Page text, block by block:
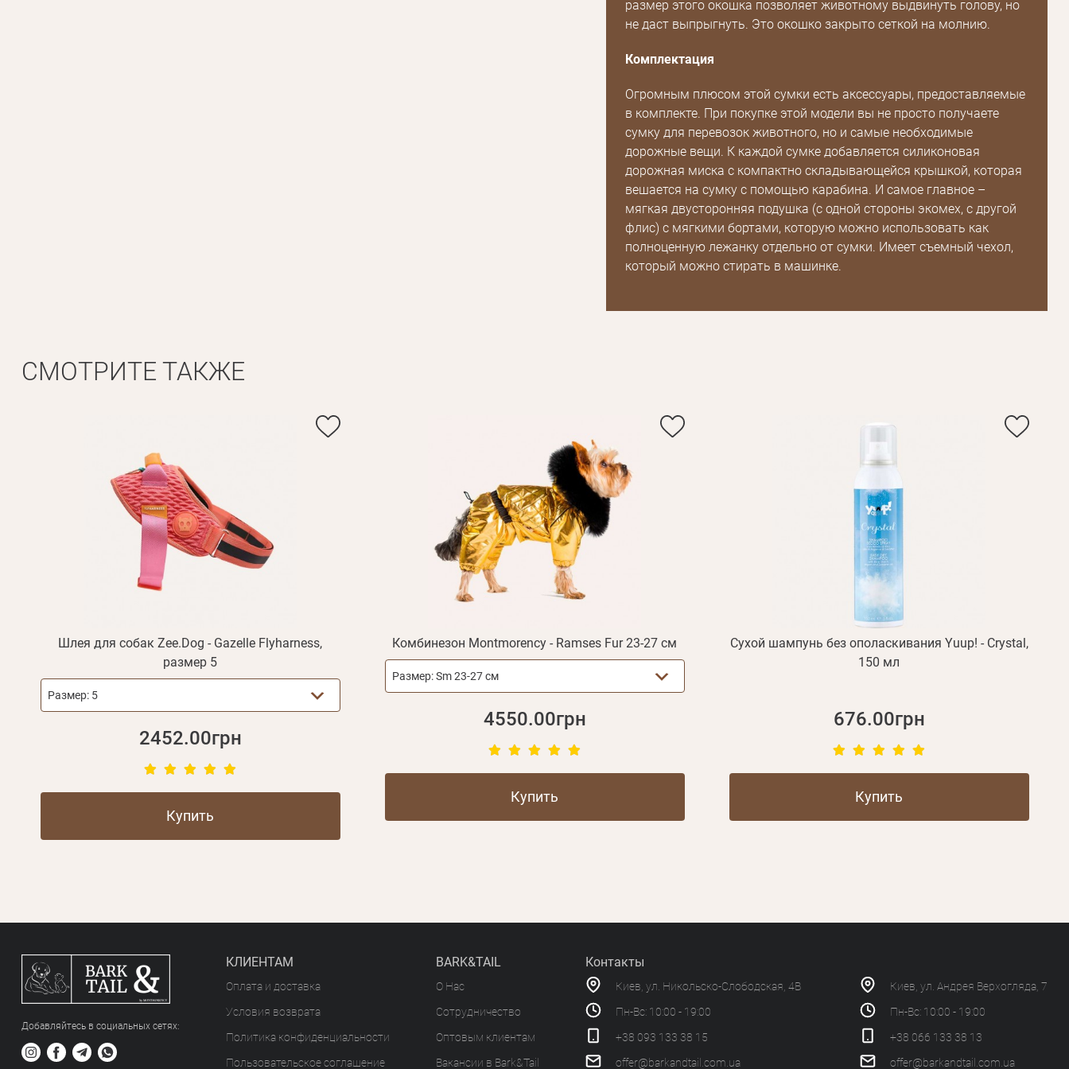
размер этого окошка позволяет животному выдвинуть голову, но
не даст выпрыгнуть. Это окошко закрыто сеткой на молнию.
Комплектация
Огромным плюсом этой сумки есть аксессуары, предоставляемые
в комплекте. При покупке этой модели вы не просто получаете
сумку для перевозок животного, но и самые необходимые
дорожные вещи. К каждой сумке добавляется силиконовая
дорожная миска с компактно складывающейся крышкой, которая
вешается на сумку с помощью карабина. И самое главное –
мягкая двусторонняя подушка (с одной стороны экомех, с другой
флис) с мягкими бортами, которую можно использовать как
полноценную лежанку отдельно от сумки. Имеет съемный чехол,
который можно стирать в машинке.
СМОТРИТЕ ТАКЖЕ
Шлея для собак Zee.Dog - Gazelle Flyharness,
размер 5
Размер: 5
2452.00грн
Купить
Комбинезон Montmorency - Ramses Fur 23-27 см
Размер:Sm 23-27 см
4550.00грн
Купить
Сухой шампунь без ополаскивания Yuup! - Crystal,
150 мл
676.00грн
Купить
Добавляйтесь в социальных сетяx:
КЛИЕНТАМ
Оплата и доставка
Условия возврата
Политика конфиденциальности
Пользовательское соглашение
BARK&TAIL
О Нас
Сотрудничество
Оптовым клиентам
Вакансии в Bark&Tail
Контакты
Киев, ул. Никольско-Слободская, 4В
Пн-Вс: 10:00 - 19:00
+38 093 133 38 15
offer@barkandtail.com.ua
Киев, ул. Андрея Верхогляда, 7
Пн-Вс: 10:00 - 19:00
+38 066 133 38 13
offer@barkandtail.com.ua